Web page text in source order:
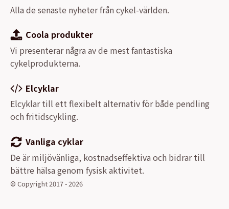
Alla de senaste nyheter från cykel-världen.
Coola produkter
Vi presenterar några av de mest fantastiska
cykelprodukterna.
Elcyklar
Elcyklar till ett flexibelt alternativ för både pendling
och fritidscykling.
Vanliga cyklar
De är miljövänliga, kostnadseffektiva och bidrar till
bättre hälsa genom fysisk aktivitet.
© Copyright 2017 - 2026